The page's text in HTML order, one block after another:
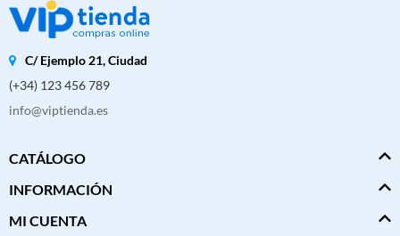
C/ Ejemplo 21, Ciudad
(+34) 123 456 789
info@viptienda.es
CATÁLOGO
INFORMACIÓN
MI CUENTA